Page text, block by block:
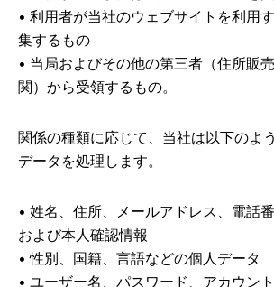
• 利用者が当社のウェブサイトを利用
集するもの
• 当局およびその他の第三者（住所販
関）から受領するもの。
関係の種類に応じて、当社は以下のよ
データを処理します。
• 姓名、住所、メールアドレス、電話
および本人確認情報
• 性別、国籍、言語などの個人データ
• ユーザー名、パスワード、アカウン